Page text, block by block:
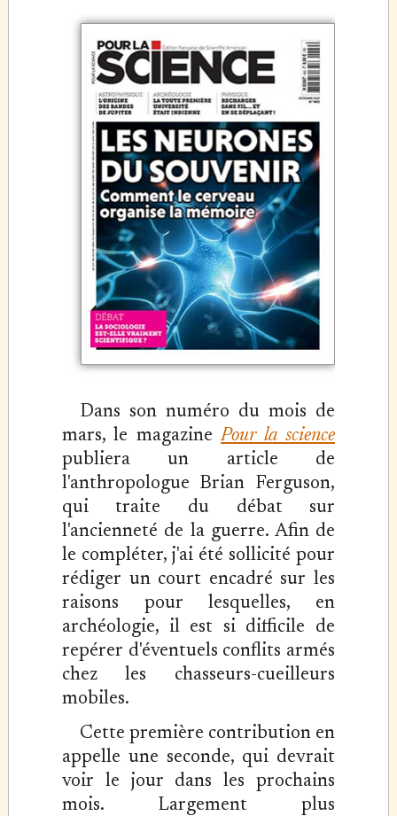
Dans son numéro du mois de
mars, le magazinePour la science
publiera un article de
l'anthropologue Brian Ferguson,
qui traite du débat sur
l'ancienneté de la guerre. Afin de
le compléter, j'ai été sollicité pour
rédiger un court encadré sur les
raisons pour lesquelles, en
archéologie, il est si difficile de
repérer d'éventuels conflits armés
chez les chasseurs-cueilleurs
mobiles.
Cette première contribution en
appelle une seconde, qui devrait
voir le jour dans les prochains
mois. Largement plus